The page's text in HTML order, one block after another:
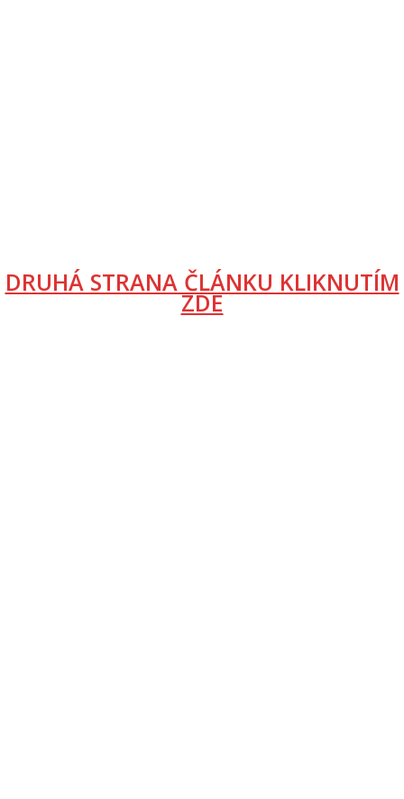
DRUHÁ STRANA ČLÁNKU KLIKNUTÍM
ZDE